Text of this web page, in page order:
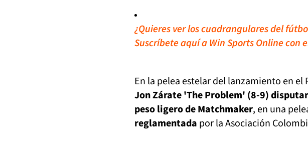
¿Quieres ver los cuadrangulares del
Suscríbete aquí a Win Sports Online con
En la pelea estelar del lanzamiento en el
Jon Zárate 'The Problem' (8-9)
peso ligero de Matchmaker, en una
reglamentada por la Asociación